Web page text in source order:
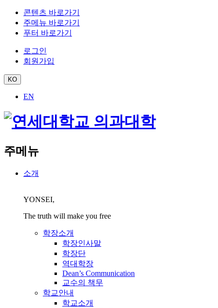
콘텐츠 바로가기
주메뉴 바로가기
푸터 바로가기
로그인
회원가입
KO
EN
주메뉴
소개
YONSEI,
The truth will make you free
학장소개
학장인사말
학장단
역대학장
Dean’s Communication
교수의 책무
학교안내
학교소개